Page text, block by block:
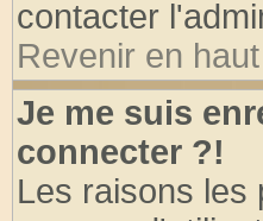
contacter
Revenir en haut
Je me suis
connecter ?!
Les raisons les